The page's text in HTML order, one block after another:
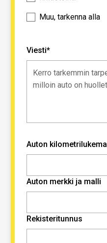
Muu, tarkenna alla
Viesti*
Auton kilometrilukema
Auton merkki ja malli
Rekisteritunnus